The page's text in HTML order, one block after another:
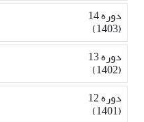
دوره 14
(1403)
دوره 13
(1402)
دوره 12
(1401)